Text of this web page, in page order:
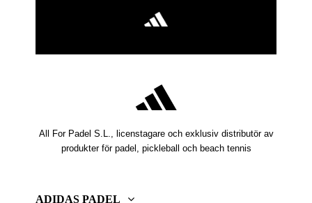
commitment to constant innovation and elite performance,
situations—just as one of the leading figures on the
professional circuit, Ale Galán, does.
All For Padel S.L., licenstagare och exklusiv distributör av
produkter för padel, pickleball och beach tennis
ADIDAS PADEL